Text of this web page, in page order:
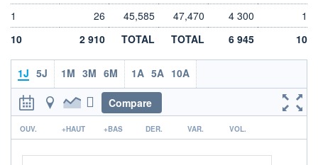
0,000
HAUSSE
0,000
ESTIMÉ 2026
-
2026
-
DERNIER
DIVIDENDE
0,00 EUR -
1
26 45,585 47,470 4 300
1
10
2 910 TOTAL TOTAL 6 945 10
1J 5J 1M 3M 6M 1A 5A 10A
Compare
r
OUV. +HAUT +BAS DER. VAR. VOL.